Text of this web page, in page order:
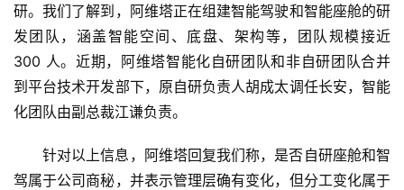
研。我们了解到，阿维塔正在组建智能驾驶和智能座舱的研
发团队，涵盖智能空间、底盘、架构等，团队规模接近
300 人。近期，阿维塔智能化自研团队和非自研团队合并
到平台技术开发部下，原自研负责人胡成太调任长安，智能
化团队由副总裁江谦负责。
针对以上信息，阿维塔回复我们称，是否自研座舱和智
驾属于公司商秘，并表示管理层确有变化，但分工变化属于